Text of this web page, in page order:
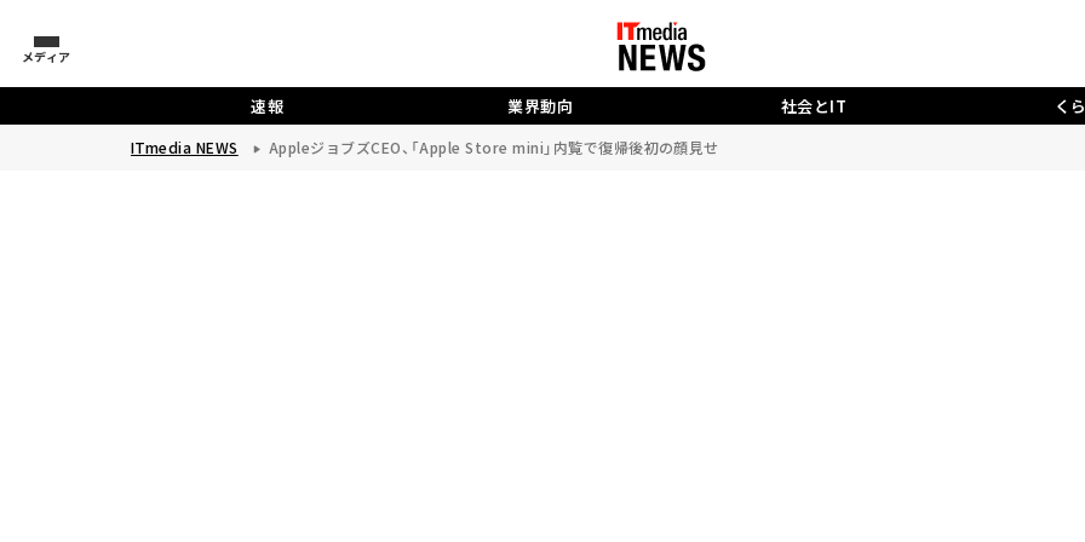
メディア
速報 業界動向 社会とIT く
ITmedia NEWS AppleジョブズCEO、「Apple Store mini」内覧で復帰後初の顔見せ